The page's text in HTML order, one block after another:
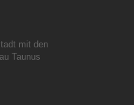
mit den
Taunus